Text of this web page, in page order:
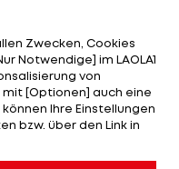
gesagt haben.
gegen
wechselt nach
den SK Rapid in das
Zwecken, Cookies
Notwendige] im LAOLA1
von
[Optionen] auch eine
Ihre Einstellungen
bzw. über den Link in